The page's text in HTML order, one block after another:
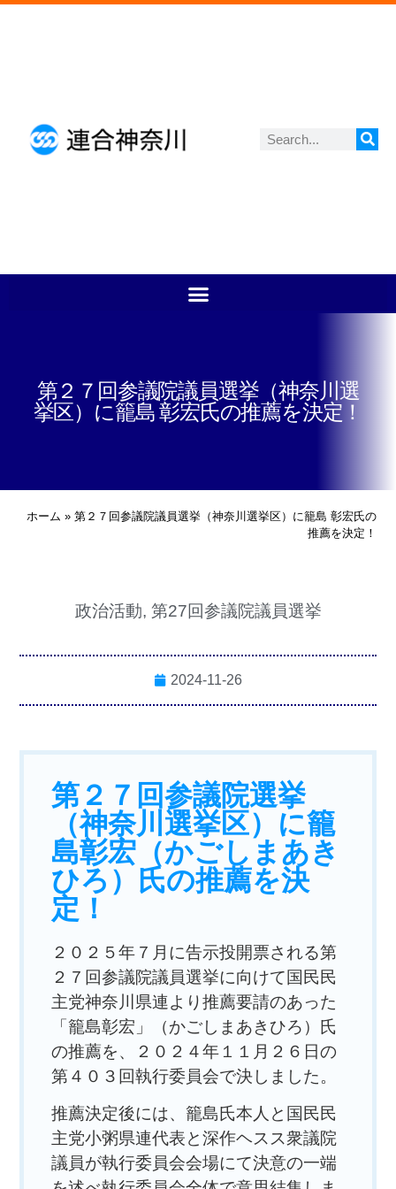
第２７回参議院議員選挙（神奈川選
挙区）に籠島 彰宏氏の推薦を決定！
ホーム » 第２７回参議院議員選挙（神奈川選挙区）に籠島 彰宏氏の
推薦を決定！
政治活動, 第27回参議院議員選挙
2024-11-26
第２７回参議院選挙
（神奈川選挙区）に籠
島彰宏（かごしまあき
ひろ）氏の推薦を決
定！
２０２５年７月に告示投開票される第
２７回参議院議員選挙に向けて国民民
主党神奈川県連より推薦要請のあった
「籠島彰宏」（かごしまあきひろ）氏
の推薦を、２０２４年１１月２６日の
第４０３回執行委員会で決しました。
推薦決定後には、籠島氏本人と国民民
主党小粥県連代表と深作ヘスス衆議院
議員が執行委員会会場にて決意の一端